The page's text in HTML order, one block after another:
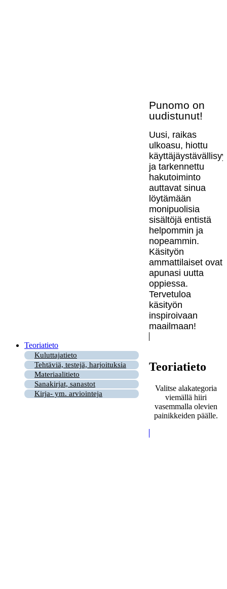
Punomo on
uudistunut!
Uusi, raikas
ulkoasu, hiottu
ja tarkennettu
hakutoiminto
auttavat sinua
löytämään
monipuolisia
sisältöjä entistä
helpommin ja
nopeammin.
Käsityön
ammattilaiset ovat
apunasi uutta
oppiessa.
Tervetuloa
käsityön
inspiroivaan
maailmaan!
Teoriatieto
Kuluttajatieto
Tehtäviä, testejä, harjoituksia
Materiaalitieto
Sanakirjat, sanastot
Kirja- ym. arviointeja
Teoriatieto
Valitse alakategoria
viemällä hiiri
vasemmalla olevien
painikkeiden päälle.